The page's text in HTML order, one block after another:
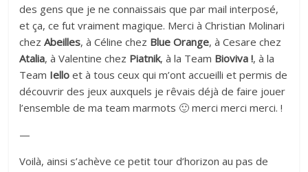
des gens que je ne connaissais que par mail interposé,
et ça, ce fut vraiment magique. Merci à Christian Molinari
chezAbeilles, à Céline chez Blue Orange, à Cesare chez
Atalia, à Valentine chez Piatnik, à la Team Bioviva !, à la
Team Iello et à tous ceux qui m’ont accueilli et permis de
découvrir des jeux auxquels je rêvais déjà de faire jouer
l’ensemble de ma team marmots 🙂 merci merci merci. !
—
Voilà, ainsi s’achève ce petit tour d’horizon au pas de